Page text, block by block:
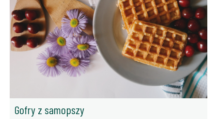
Gofry z samopszy